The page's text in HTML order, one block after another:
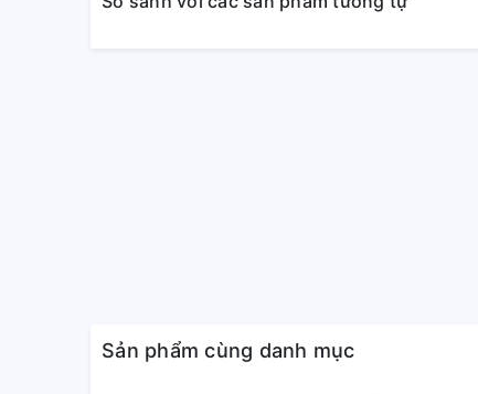
Indonesia
Sản phẩm cùng danh mục